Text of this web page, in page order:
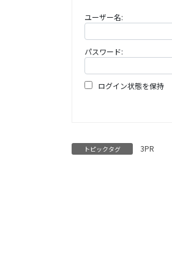
ユーザー名:
パスワード:
ログイン状態を保持
トピックタグ 3PR